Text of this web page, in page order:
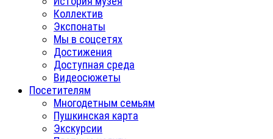
Коллектив
Экспонаты
Мы в соцсетях
Достижения
Доступная среда
Видеосюжеты
Посетителям
Многодетным семьям
Пушкинская карта
Экскурсии